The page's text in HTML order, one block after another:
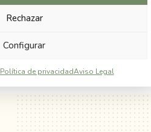
Rechazar
Configurar
Política de privacidadAviso Legal